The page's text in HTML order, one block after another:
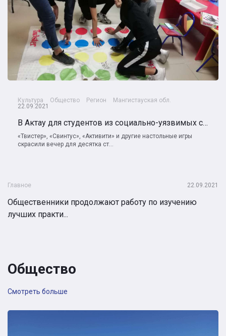
Культура Общество Регион
Мангистауская обл.
22.09.2021
В Актау для студентов из социально-уязвимых семей проводят бесплатные игровые вечера
«Твистер», «Свинтус», «Активити» и другие настольные игры
скрасили вечер для десятка ст...
Главное 22.09.2021
Общественники продолжают работу по изучению
лучших практи...
Общество
Смотреть больше